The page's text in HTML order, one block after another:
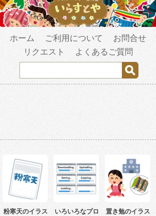
ホーム ご利用について
お問合せ
リクエスト
よくあるご質問
粉寒天のイラス
いろいろなプロ
置き勉のイラス